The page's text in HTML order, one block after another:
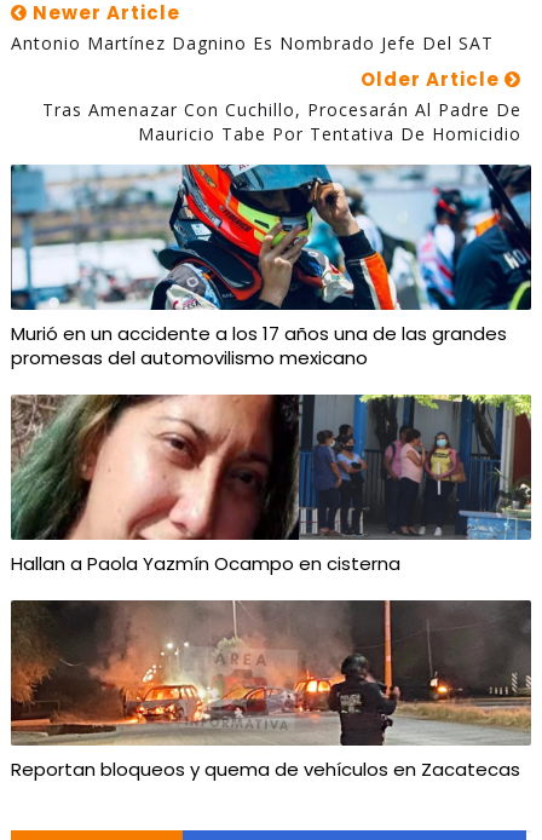
Newer Article
Antonio Martínez Dagnino Es Nombrado Jefe Del SAT
Older Article
Tras Amenazar Con Cuchillo, Procesarán Al Padre De
Mauricio Tabe Por Tentativa De Homicidio
Murió en un accidente a los 17 años una de las grandes
promesas del automovilismo mexicano
Hallan a Paola Yazmín Ocampo en cisterna
Reportan bloqueos y quema de vehículos en Zacatecas